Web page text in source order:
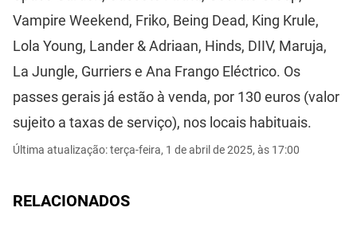
Vampire Weekend, Friko, Being Dead, King Krule,
Lola Young, Lander & Adriaan, Hinds, DIIV, Maruja,
La Jungle, Gurriers e Ana Frango Eléctrico. Os
passes gerais já estão à venda, por 130 euros (valor
sujeito a taxas de serviço), nos locais habituais.
Última atualização: terça-feira, 1 de abril de 2025, às 17:00
RELACIONADOS